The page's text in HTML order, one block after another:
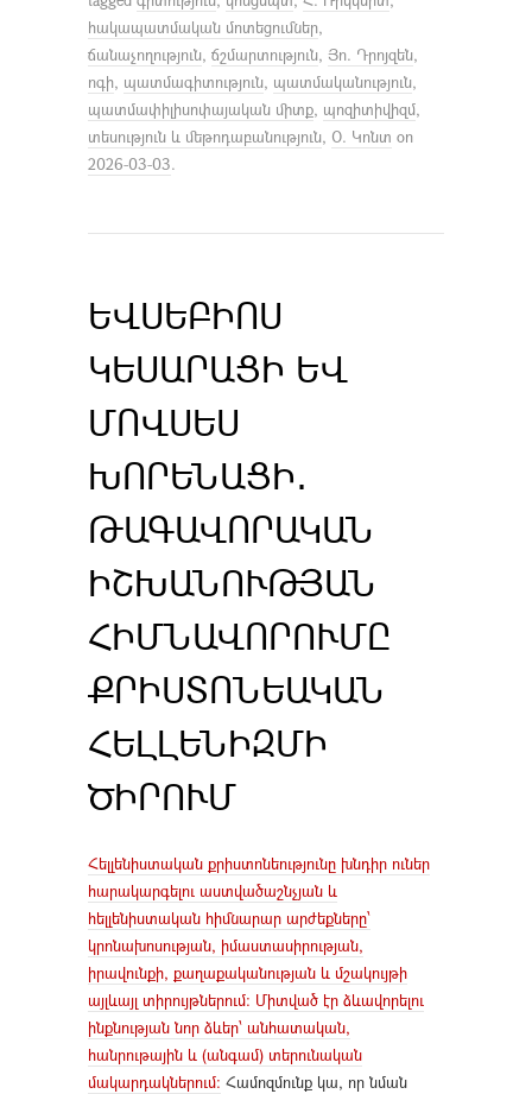
հակապատմական մոտեցումներ,
ճանաչողություն, ճշմարտություն, Յո. Դրոյզեն,
ոգի, պատմագիտություն, պատմականություն,
պատմափիլիսոփայական միտք, պոզիտիվիզմ,
տեսություն և մեթոդաբանություն, Օ. Կոնտ on
2026-03-03.
ԵՎՍԵԲԻՈՍ
ԿԵՍԱՐԱՑԻ ԵՎ
ՄՈՎՍԵՍ
ԽՈՐԵՆԱՑԻ․
ԹԱԳԱՎՈՐԱԿԱՆ
ԻՇԽԱՆՈՒԹՅԱՆ
ՀԻՄՆԱՎՈՐՈՒՄԸ
ՔՐԻՍՏՈՆԵԱԿԱՆ
ՀԵԼԼԵՆԻԶՄԻ
ԾԻՐՈՒՄ
Հելլենիստական քրիստոնեությունը խնդիր ուներ
հարակարգելու աստվածաշնչյան և
հելլենիստական հիմնարար արժեքները՝
կրոնախոսության, իմաստասիրության,
իրավունքի, քաղաքականության և մշակույթի
այլևայլ տիրույթներում։ Միտված էր ձևավորելու
ինքնության նոր ձևեր՝ անհատական,
հանրութային և (անգամ) տերունական
մակարդակներում։ Համոզմունք կա, որ նման